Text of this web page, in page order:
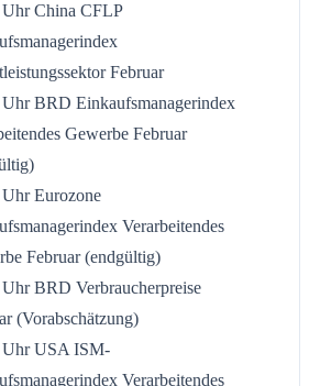
China CFLP
Februar
BRD Einkaufsmanagerindex
Gewerbe Februar
Eurozone
Verarbeitendes
Februar (endgültig)
BRD Verbraucherpreise
(Vorabschätzung)
Uhr USA ISM-
Verarbeitendes